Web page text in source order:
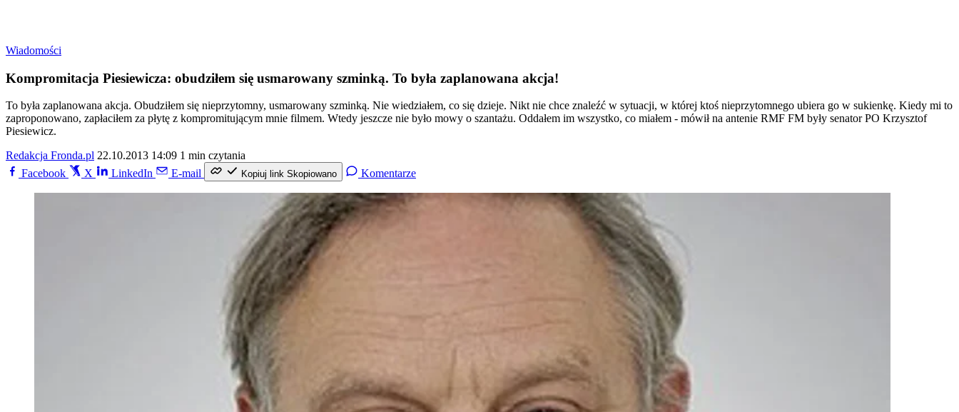
Wiadomości
Kompromitacja Piesiewicza: obudziłem się usmarowany szminką. To była zaplanowana akcja!
To była zaplanowana akcja. Obudziłem się nieprzytomny, usmarowany szminką. Nie wiedziałem, co się dzieje. Nikt nie chce znaleźć w sytuacji, w której ktoś nieprzytomnego ubiera go w sukienkę. Kiedy mi to
zaproponowano, zapłaciłem za płytę z kompromitującym mnie filmem. Wtedy jeszcze nie było mowy o szantażu. Oddałem im wszystko, co miałem - mówił na antenie RMF FM były senator PO Krzysztof
Piesiewicz.
Redakcja Fronda.pl 22.10.2013 14:09 1 min czytania
Facebook
X LinkedIn E-mail Kopiuj link Skopiowano Komentarze